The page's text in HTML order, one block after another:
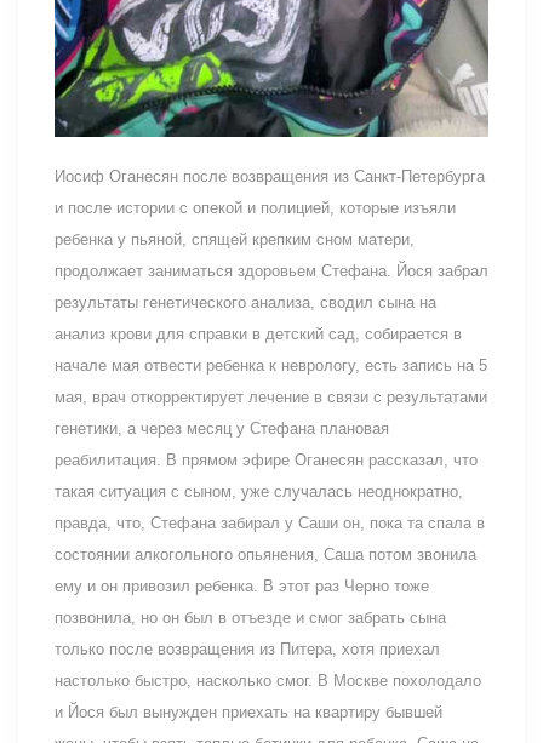
Иосиф Оганесян после возвращения из Санкт-Петербурга
и после истории с опекой и полицией, которые изъяли
ребенка у пьяной, спящей крепким сном матери,
продолжает заниматься здоровьем Стефана. Йося забрал
результаты генетического анализа, сводил сына на
анализ крови для справки в детский сад, собирается в
начале мая отвести ребенка к неврологу, есть запись на 5
мая, врач откорректирует лечение в связи с результатами
генетики, а через месяц у Стефана плановая
реабилитация. В прямом эфире Оганесян рассказал, что
такая ситуация с сыном, уже случалась неоднократно,
правда, что, Стефана забирал у Саши он, пока та спала в
состоянии алкогольного опьянения, Саша потом звонила
ему и он привозил ребенка. В этот раз Чepнo тоже
позвонила, но он был в отъезде и смог забрать сына
только после возвращения из Питера, хотя приехал
настолько быстро, насколько смог. В Москве похолодало
и Йося был вынужден приехать на квартиру бывшей